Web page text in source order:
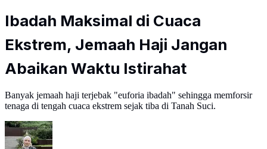
Ibadah Maksimal di Cuaca
Ekstrem, Jemaah Haji Jangan
Abaikan Waktu Istirahat
Banyak jemaah haji terjebak "euforia ibadah" sehingga memforsir
tenaga di tengah cuaca ekstrem sejak tiba di Tanah Suci.